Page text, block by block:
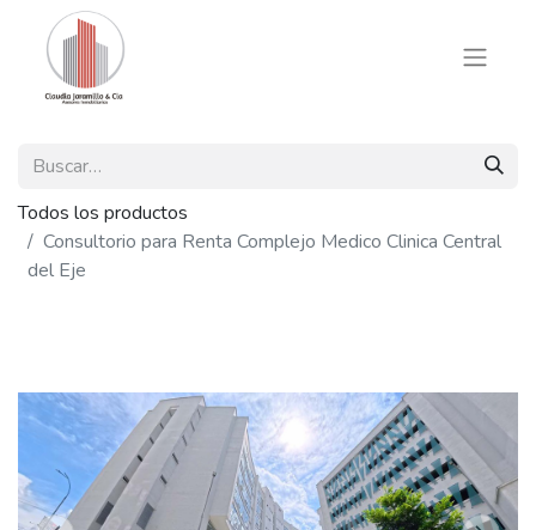
Todos los productos
Consultorio para Renta Complejo Medico Clinica Central
del Eje